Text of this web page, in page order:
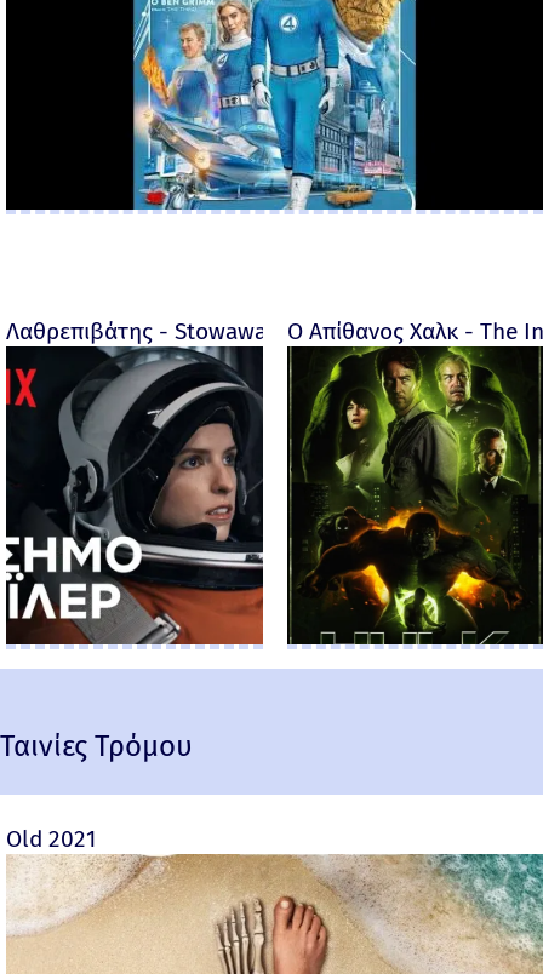
Λαθρεπιβάτης - Stowaway 2021 | Netflix
Ο Απίθανος Χαλκ - The
Ταινίες Τρόμου
Old 2021